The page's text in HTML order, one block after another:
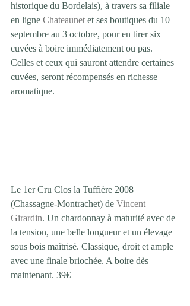
historique du Bordelais), à travers sa filiale
en ligne Chateaunet et ses boutiques du 10
septembre au 3 octobre, pour en tirer six
cuvées à boire immédiatement ou pas.
Celles et ceux qui sauront attendre certaines
cuvées, seront récompensés en richesse
aromatique.
Le 1er Cru Clos la Tuffière 2008
(Chassagne-Montrachet) de Vincent
Girardin. Un chardonnay à maturité avec de
la tension, une belle longueur et un élevage
sous bois maîtrisé. Classique, droit et ample
avec une finale briochée. A boire dès
maintenant. 39€